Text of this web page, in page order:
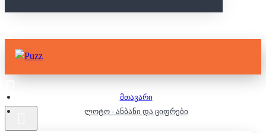
მთავარი
ლოტო - ანბანი და ციფრები